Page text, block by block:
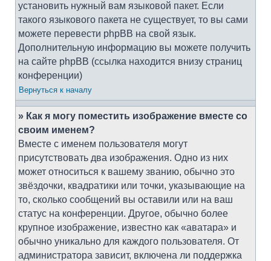
установить нужный вам языковой пакет. Если
такого языкового пакета не существует, то вы сами
можете перевести phpBB на свой язык.
Дополнительную информацию вы можете получить
на сайте phpBB (ссылка находится внизу страниц
конференции)
Вернуться к началу
» Как я могу поместить изображение вместе со
своим именем?
Вместе с именем пользователя могут
присутствовать два изображения. Одно из них
может относиться к вашему званию, обычно это
звёздочки, квадратики или точки, указывающие на
то, сколько сообщений вы оставили или на ваш
статус на конференции. Другое, обычно более
крупное изображение, известно как «аватара» и
обычно уникально для каждого пользователя. От
администратора зависит, включена ли поддержка